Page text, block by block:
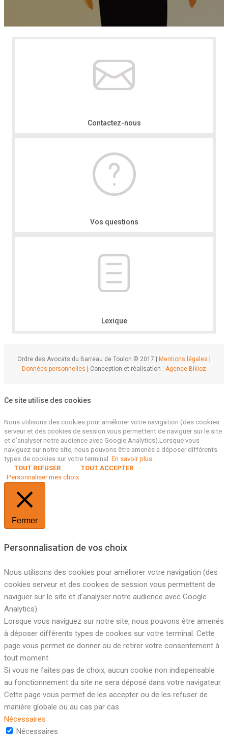
Contactez-nous
Vos questions
Lexique
Ordre des Avocats du Barreau de Toulon © 2017 | Mentions légales
Données personnelles | Conception et réalisation : Agence Bikloz
Ce site utilise des cookies
Nous utilisons des cookies pour améliorer votre navigation (des cookies
serveur et des cookies de session vous permettent de naviguer sur le site
et d’analyser notre audience avec Google Analytics).Lorsque vous
naviguez sur notre site, nous pouvons être amenés à déposer différents
types de cookies sur votre terminal. En savoir plus
TOUT REFUSER
TOUT ACCEPTER
Personnaliser mes choix
Fermer
Personnalisation de vos choix
Nous utilisons des cookies pour améliorer votre navigation (des
cookies serveur et des cookies de session vous permettent de
naviguer sur le site et d’analyser notre audience avec Google
Analytics).
Lorsque vous naviguez sur notre site, nous pouvons être amenés
à déposer différents types de cookies sur votre terminal. Cette
page vous permet de donner ou de retirer votre consentement à
tout moment.
Si vous ne faites pas de choix, aucun cookie non indispensable
au fonctionnement du site ne sera déposé dans votre navigateur.
Cette page vous permet de les accepter ou de les refuser de
manière globale ou au cas par cas.
Nécessaires
Nécessaires